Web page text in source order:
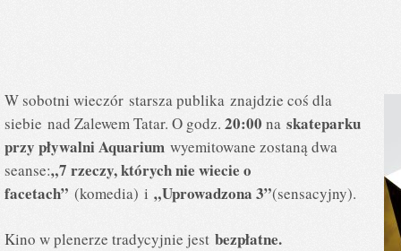
W sobotni wieczór starsza publika znajdzie coś dla
siebie nad Zalewem Tatar. O godz. 20:00 na skateparku
przy pływalni Aquarium wyemitowane zostaną dwa
seanse:„7 rzeczy, których nie wiecie o
facetach” (komedia) i „Uprowadzona 3”(sensacyjny).
Kino w plenerze tradycyjnie jest bezpłatne.